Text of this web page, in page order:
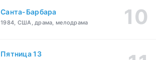
Санта-Барбара
1984, США, драма, мелодрама
Пятница 13